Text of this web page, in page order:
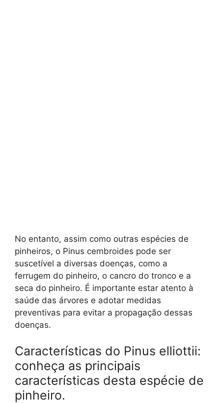
No entanto, assim como outras espécies de
pinheiros, o Pinus cembroides pode ser
suscetível a diversas doenças, como a
ferrugem do pinheiro, o cancro do tronco e a
seca do pinheiro. É importante estar atento à
saúde das árvores e adotar medidas
preventivas para evitar a propagação dessas
doenças.
Características do Pinus elliottii:
conheça as principais
características desta espécie de
pinheiro.